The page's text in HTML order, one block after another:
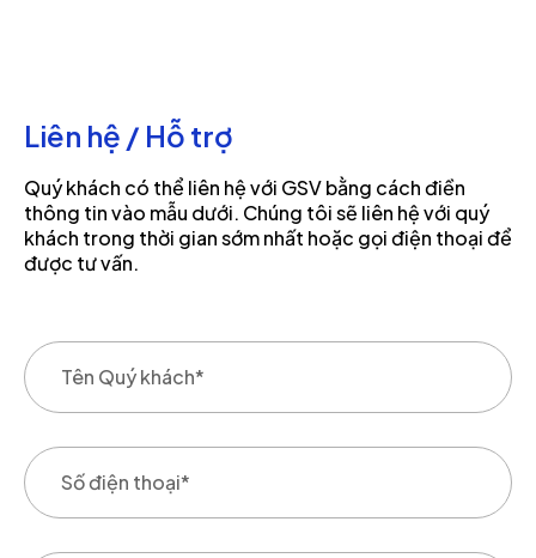
Liên hệ / Hỗ trợ
Quý khách có thể liên hệ với GSV bằng cách điền
thông tin vào mẫu dưới. Chúng tôi sẽ liên hệ với quý
khách trong thời gian sớm nhất hoặc gọi điện thoại để
được tư vấn.